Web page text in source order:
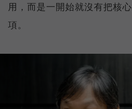
用，而是一開始就沒有把核
項。